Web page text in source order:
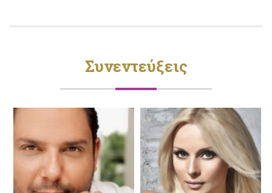
Συνεντεύξεις